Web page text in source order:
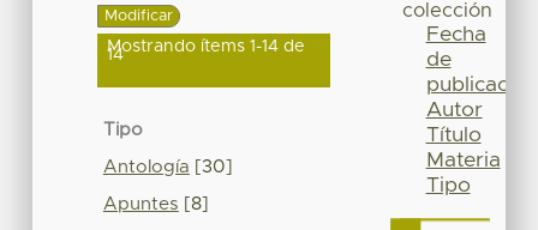
Mostrando ítems 1-14 de
14
Tipo
Antología [30]
Apuntes [8]
colección
Fecha
de
publicación
Autor
Título
Materia
Tipo